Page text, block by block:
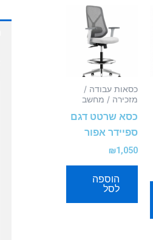
כסאות עבודה /
מזכירה / מחשב
כסא שרטט דגם
ספיידר אפור
₪1,050
הוספה
לסל